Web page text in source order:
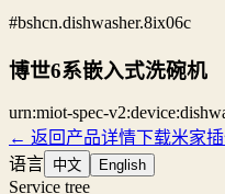
#bshcn.dishwasher.8ix06c
博世6系嵌入式洗碗机
urn:miot-spec-
← 返回产品详情下载米家
语言 中文 English
Service tree